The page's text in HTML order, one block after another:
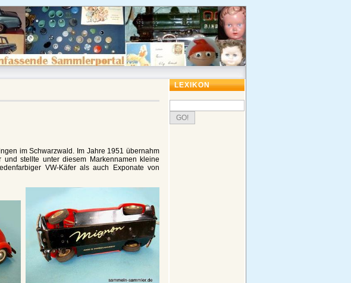
im Schwarzwald. Im Jahre 1951 übernahm
stellte unter diesem Markennamen kleine
VW-Käfer als auch Exponate von
LEXIKON